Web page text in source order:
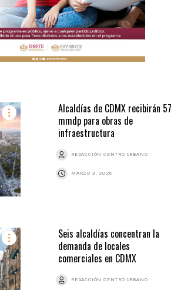
Alcaldías de CDMX recibirán 57
mmdp para obras de
infraestructura
REDACCIÓN CENTRO URBANO
MARZO 3, 2026
Seis alcaldías concentran la
demanda de locales
comerciales en CDMX
REDACCIÓN CENTRO URBANO